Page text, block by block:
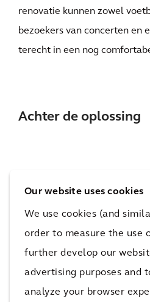
Our website uses cookies
We use cookies (and
order to measure the use
further develop our
advertising purposes and
analyze your browser
renovatie kunnen zowel
bezoekers van concerten en
terecht in een nog
Achter de oplossing